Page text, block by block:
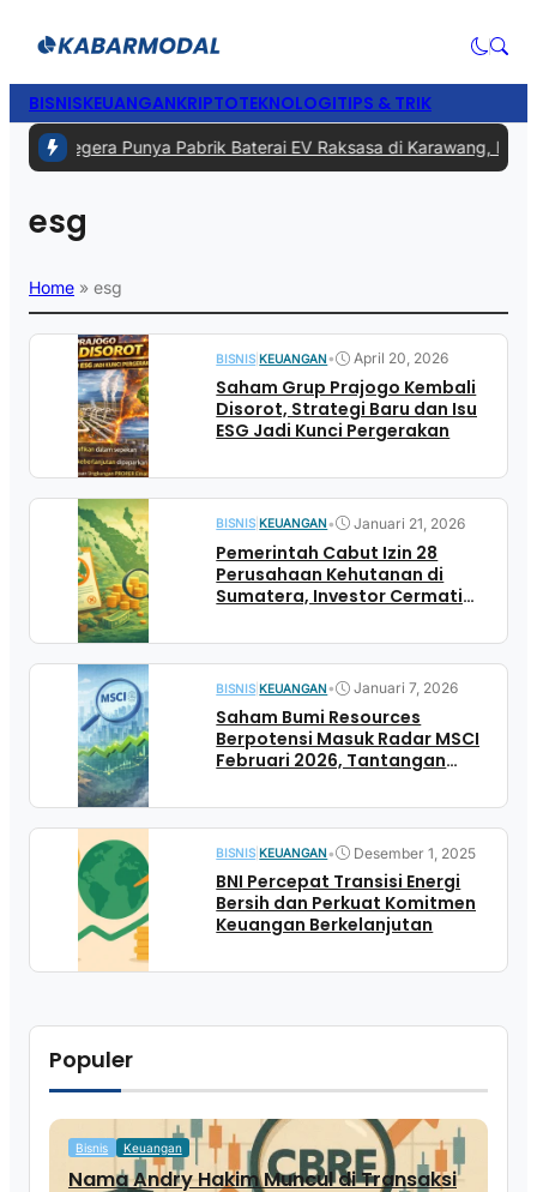
BISNISKEUANGANKRIPTOTEKNOLOGITIPS & TRIK
RI Segera Punya Pabrik Baterai EV Raksasa di Karawang,
esg
Home » esg
BISNIS |KEUANGAN• April 20, 2026
Saham Grup Prajogo Kembali
Disorot, Strategi Baru dan Isu
ESG Jadi Kunci Pergerakan
BISNIS KEUANGAN• Januari 21, 2026
Pemerintah Cabut Izin 28
Perusahaan Kehutanan di
Sumatera, Investor Cermati
BISNIS |KEUANGAN• Januari 7, 2026
Saham Bumi Resources
Berpotensi Masuk Radar MSCI
Februari 2026, Tantangan
Membayangi
BISNIS |KEUANGAN• Desember 1, 2025
BNI Percepat Transisi Energi
Bersih dan Perkuat Komitmen
Keuangan Berkelanjutan
Populer
Bisnis Keuangan
Nama Andry Hakim Muncul di Transaksi